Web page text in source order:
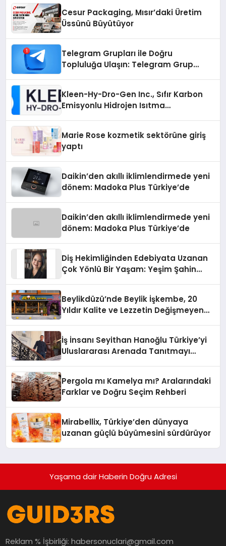
Cesur Packaging, Mısır’daki Üretim
Üssünü Büyütüyor
Telegram Grupları ile Doğru
Topluluğa Ulaşın: Telegram Grup
Kleen-Hy-Dro-Gen Inc., Sıfır Karbon
Emisyonlu Hidrojen Isıtma
Marie Rose kozmetik sektörüne giriş
yaptı
Daikin’den akıllı iklimlendirmede yeni
dönem: Madoka Plus Türkiye’de
Daikin’den akıllı iklimlendirmede yeni
dönem: Madoka Plus Türkiye’de
Diş Hekimliğinden Edebiyata Uzanan
Çok Yönlü Bir Yaşam: Yeşim Şahin
Beylikdüzü’nde Beylik İşkembe, 20
Yıldır Kalite ve Lezzetin Değişmeyen
İş İnsanı Seyithan Hanoğlu Türkiye’yi
Uluslararası Arenada Tanıtmayı
Pergola mı Kamelya mı? Aralarındaki
Farklar ve Doğru Seçim Rehberi
Mirabellix, Türkiye’den dünyaya
uzanan güçlü büyümesini sürdürüyor
Yaşama dair Haberin Doğru Adresi
Reklam % İşbirliği:habersonuclari@gmail.com